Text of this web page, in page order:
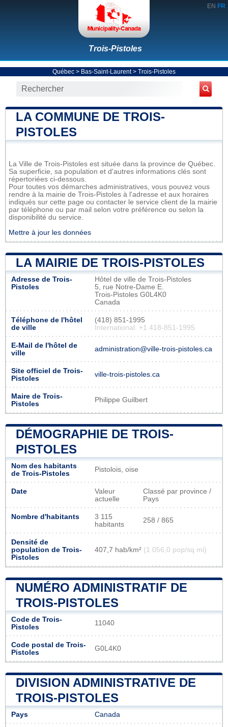
EN FR
Trois-Pistoles
Québec > Bas-Saint-Laurent> Trois-Pistoles
LA COMMUNE DE TROIS-
PISTOLES
La Ville de Trois-Pistoles est située dans la province de Québec.
Sa superficie, sa population et d'autres informations clés sont
répertoriées ci-dessous.
Pour toutes vos démarches administratives, vous pouvez vous
rendre à la mairie de Trois-Pistoles à l'adresse et aux horaires
indiqués sur cette page ou contacter le service client de la mairie
par téléphone ou par mail selon votre préférence ou selon la
disponibilité du service.
Mettre à jour les données
LA MAIRIE DE TROIS-PISTOLES
Adresse de Trois-
Pistoles
Hôtel de ville de Trois-Pistoles
5, rue Notre-Dame E.
Trois-Pistoles G0L4K0
Canada
Téléphone de l'hôtel
de ville
(418) 851-1995
International: +1 418-851-1995
E-Mail de l'hôtel de
ville
administration@ville-trois-pistoles.ca
Site officiel de Trois-
Pistoles
ville-trois-pistoles.ca
Maire de Trois-
Pistoles
Philippe Guilbert
DÉMOGRAPHIE DE TROIS-
PISTOLES
Nom des habitants
de Trois-Pistoles
Pistolois, oise
Date
Valeur
actuelle
Classé par province /
Pays
Nombre d'habitants
3 115
habitants
258 / 865
Densité de
population de Trois-
Pistoles
407,7 hab/km² (1 056,0 pop/sq mi)
NUMÉRO ADMINISTRATIF DE
TROIS-PISTOLES
Code de Trois-
Pistoles
11040
Code postal de Trois-
Pistoles
G0L4K0
DIVISION ADMINISTRATIVE DE
TROIS-PISTOLES
Pays Canada